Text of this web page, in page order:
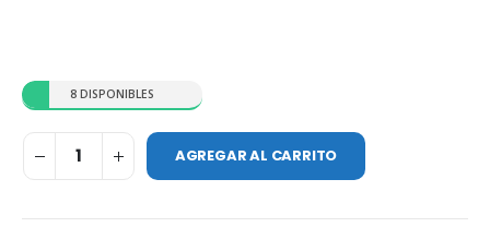
8 DISPONIBLES
AGREGAR AL CARRITO